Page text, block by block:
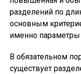
разделений по
основным
именно
В обязательном
существует